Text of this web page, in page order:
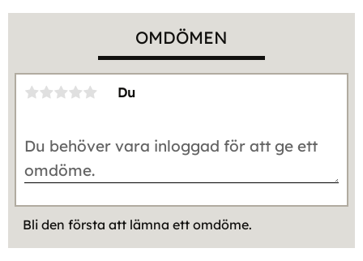
OMDÖMEN
Du
Bli den första att lämna ett omdöme.